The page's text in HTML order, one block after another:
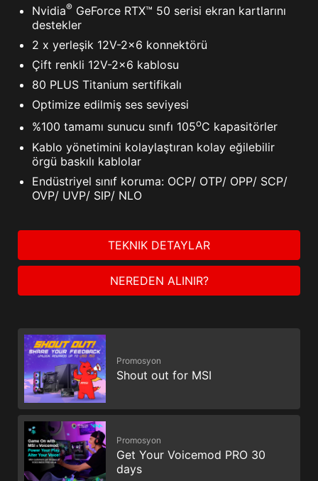
Nvidia® GeForce RTX™ 50 serisi ekran kartlarını
destekler
2 x yerleşik 12V-2x6 konnektörü
Çift renkli 12V-2x6 kablosu
80 PLUS Titanium sertifikalı
Optimize edilmiş ses seviyesi
%100 tamamı sunucu sınıfı 105oC kapasitörler
Kablo yönetimini kolaylaştıran kolay eğilebilir
örgü baskılı kablolar
Endüstriyel sınıf koruma: OCP/ OTP/ OPP/ SCP/
OVP/ UVP/ SIP/ NLO
TEKNIK DETAYLAR
NEREDEN ALINIR?
Promosyon
Shout out for MSI
Promosyon
Get Your Voicemod PRO 30
days